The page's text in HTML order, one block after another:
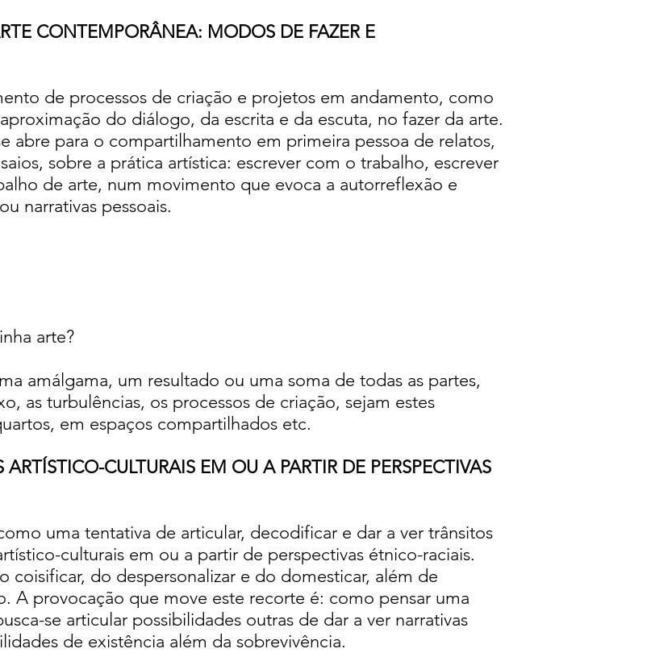
CONTEMPORÂNEA: MODOS DE FAZER E
de processos de criação e projetos em andamento, como
do diálogo, da escrita e da escuta, no fazer da arte.
abre para o compartilhamento em primeira pessoa de relatos,
sobre a prática artística: escrever com o trabalho, escrever
de arte, num movimento que evoca a autorreflexão e
narrativas pessoais.
arte?
amálgama, um resultado ou uma soma de todas as partes,
as turbulências, os processos de criação, sejam estes
em espaços compartilhados etc.
CULTURAIS EM OU A PARTIR DE PERSPECTIVAS
uma tentativa de articular, decodificar e dar a ver trânsitos
culturais em ou a partir de perspectivas étnico-raciais.
coisificar, do despersonalizar e do domesticar, além de
A provocação que move este recorte é: como pensar uma
se articular possibilidades outras de dar a ver narrativas
de existência além da sobrevivência.